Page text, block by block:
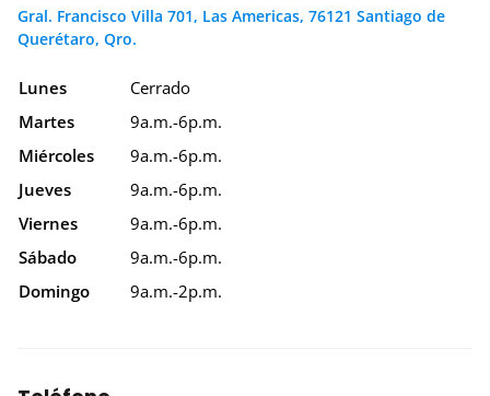
Gral. Francisco Villa 701, Las Americas, 76121 Santiago de
Querétaro, Qro.
Lunes
Cerrado
Martes
9a.m.-6p.m.
Miércoles
9a.m.-6p.m.
Jueves
9a.m.-6p.m.
Viernes
9a.m.-6p.m.
Sábado
9a.m.-6p.m.
Domingo
9a.m.-2p.m.